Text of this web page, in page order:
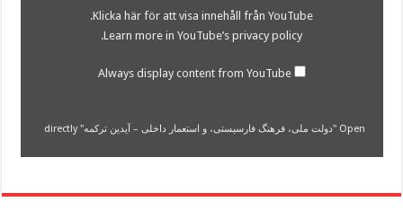
Klicka här för att visa innehåll från YouTube.
Learn more inYouTube’s privacy policy
.
Always display content from YouTube
Open "دولت ملی، فرهنگ فارسیستی، و استعمار داخلی – آیدین ترکمه" directly